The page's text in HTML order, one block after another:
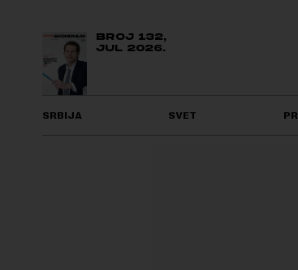
BROJ 132,
JUL 2026.
SRBIJA SVET